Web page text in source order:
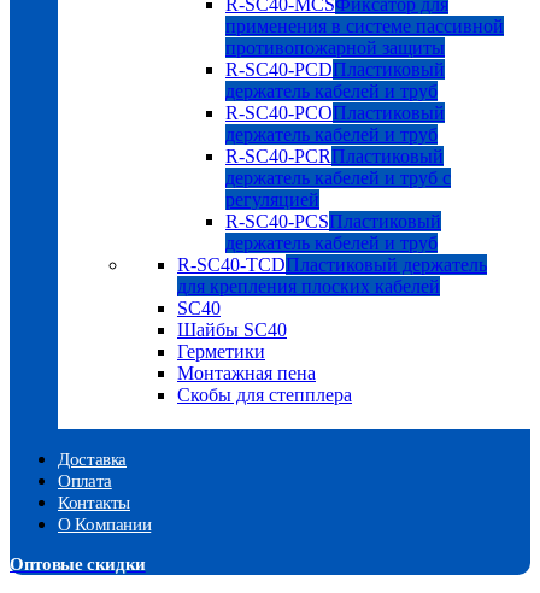
R-SC40-MCSФиксатор для
применения в системе пассивной
противопожарной защиты
R-SC40-PCDПластиковый
держатель кабелей и труб
R-SC40-PCOПластиковый
держатель кабелей и труб
R-SC40-PCRПластиковый
держатель кабелей и труб с
регуляцией
R-SC40-PCSПластиковый
держатель кабелей и труб
R-SC40-TCDПластиковый держатель
для крепления плоских кабелей
SC40
Шайбы SC40
Герметики
Монтажная пена
Скобы для степплера
Доставка
Оплата
Контакты
О Компании
Оптовые скидки